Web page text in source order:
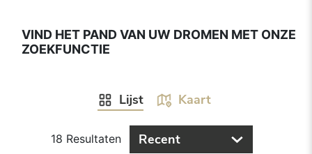
VIND HET PAND VAN UW DROMEN MET ONZE
ZOEKFUNCTIE
Lijst Kaart
18 Resultaten Recent